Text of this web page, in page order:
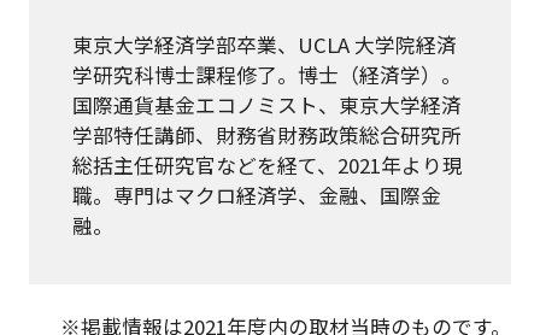
東京大学経済学部卒業、UCLA 大学院経済
学研究科博士課程修了。博士（経済学）。
国際通貨基金エコノミスト、東京大学経済
学部特任講師、財務省財務政策総合研究所
総括主任研究官などを経て、2021年より現
職。専門はマクロ経済学、金融、国際金
融。
※掲載情報は2021年度内の取材当時のものです。